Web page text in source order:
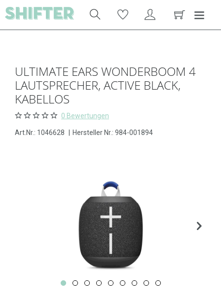
ULTIMATE EARS WONDERBOOM 4
LAUTSPRECHER, ACTIVE BLACK,
KABELLOS
0 Bewertungen
Art.Nr.: 1046628 Hersteller Nr.: 984-001894